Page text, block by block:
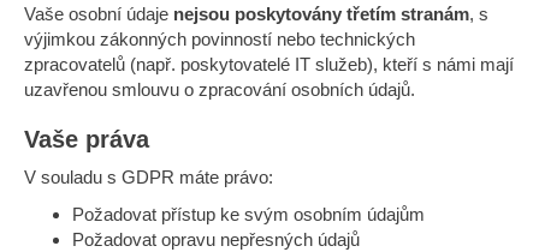
Vaše osobní údaje nejsou poskytovány třetím stranám, s
výjimkou zákonných povinností nebo technických
zpracovatelů (např. poskytovatelé IT služeb), kteří s námi mají
uzavřenou smlouvu o zpracování osobních údajů.
Vaše práva
V souladu s GDPR máte právo:
Požadovat přístup ke svým osobním údajům
Požadovat opravu nepřesných údajů